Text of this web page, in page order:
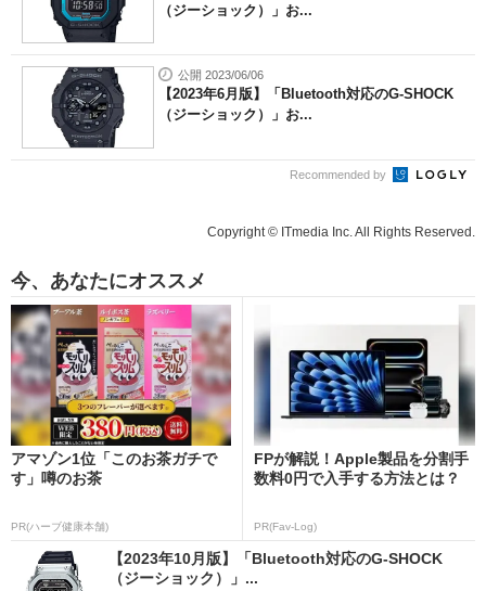
（ジーショック）」お...
公開 2023/06/06
【2023年6月版】「Bluetooth対応のG-SHOCK
（ジーショック）」お...
Recommended by
Copyright © ITmedia Inc. All Rights Reserved.
今、あなたにオススメ
アマゾン1位「このお茶ガチで
す」噂のお茶
PR(ハーブ健康本舗)
FPが解説！Apple製品を分割手
数料0円で入手する方法とは？
PR(Fav-Log)
【2023年10月版】「Bluetooth対応のG-SHOCK
（ジーショック）」...